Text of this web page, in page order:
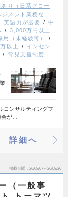
あり（日系グロー
ジメント業務な
英語力が必要
中
3,000万円以上
用（未経験可）
以上
インセン
育児支援制度
コンサルティングフ
会が…
詳細へ
掲載期間 26/08/07～26/08/20
（一般事